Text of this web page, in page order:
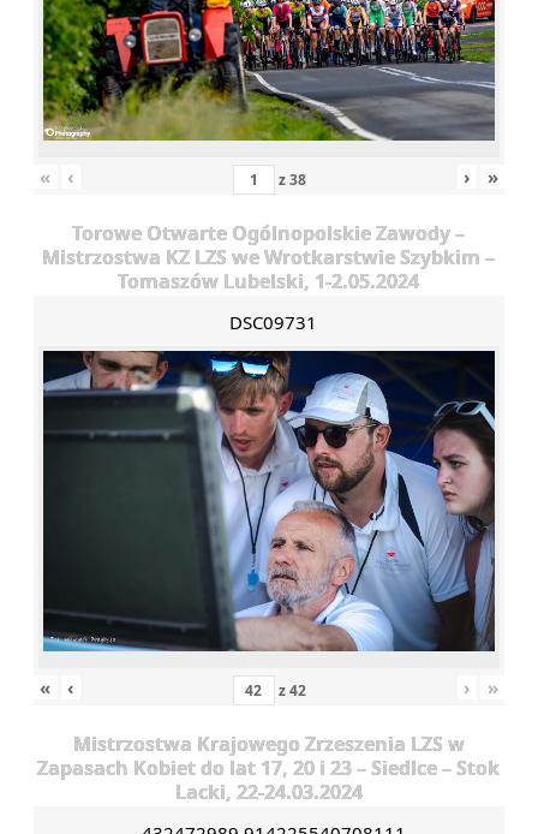
« ‹ z38 › »
Torowe Otwarte Ogólnopolskie Zawody –
Mistrzostwa KZ LZS we Wrotkarstwie Szybkim –
Tomaszów Lubelski, 1-2.05.2024
DSC09731
« ‹ z42 › »
Mistrzostwa Krajowego Zrzeszenia LZS w
Zapasach Kobiet do lat 17, 20 i 23 – Siedlce – Stok
Lacki, 22-24.03.2024